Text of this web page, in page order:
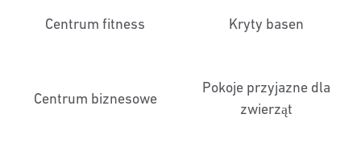
Centrum fitness Kryty basen
Centrum biznesowe
Pokoje przyjazne dla
zwierząt